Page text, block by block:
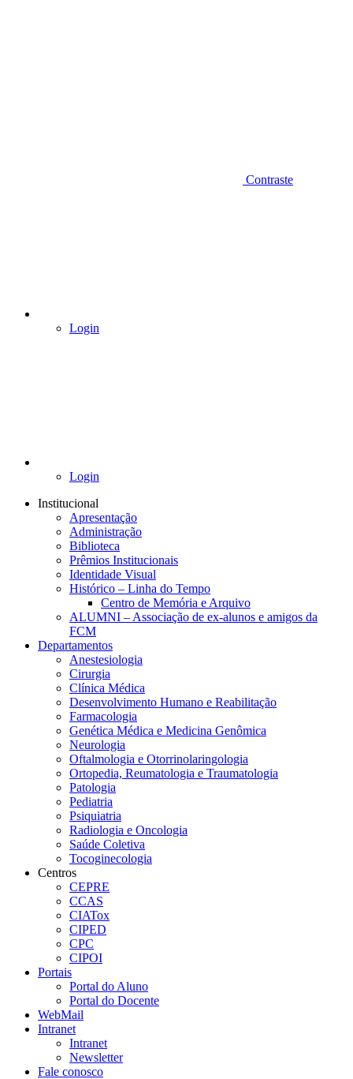
Contraste
Login
Login
Institucional
Apresentação
Administração
Biblioteca
Prêmios Institucionais
Identidade Visual
Histórico – Linha do Tempo
Centro de Memória e Arquivo
ALUMNI – Associação de ex-alunos e amigos da
FCM
Departamentos
Anestesiologia
Cirurgia
Clínica Médica
Desenvolvimento Humano e Reabilitação
Farmacologia
Genética Médica e Medicina Genômica
Neurologia
Oftalmologia e Otorrinolaringologia
Ortopedia, Reumatologia e Traumatologia
Patologia
Pediatria
Psiquiatria
Radiologia e Oncologia
Saúde Coletiva
Tocoginecologia
Centros
CEPRE
CCAS
CIATox
CIPED
CPC
CIPOI
Portais
Portal do Aluno
Portal do Docente
WebMail
Intranet
Intranet
Newsletter
Fale conosco